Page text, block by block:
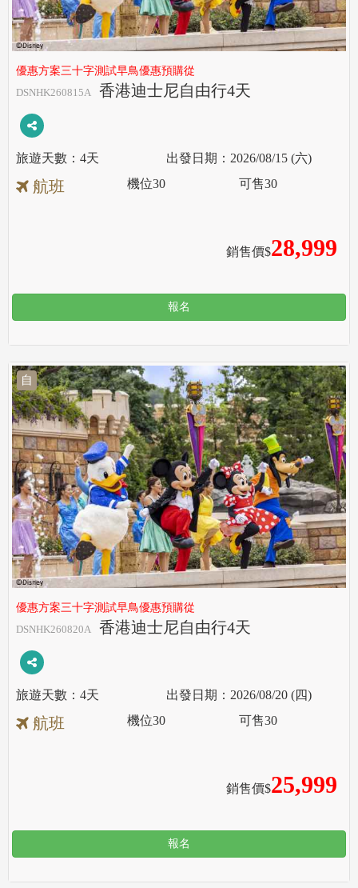
優惠方案三十字測試早鳥優惠預購從
DSNHK260815A
香港迪士尼自由行4天
4天 2026/08/15 (六)
航班
銷售價$28,999
機位30 可售30
報名
自
優惠方案三十字測試早鳥優惠預購從
DSNHK260820A
香港迪士尼自由行4天
4天 2026/08/20 (四)
航班
銷售價$25,999
機位30 可售30
報名